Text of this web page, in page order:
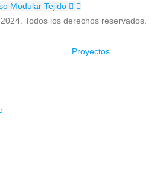
Modular Tejido
Todos los derechos reservados.
Proyectos